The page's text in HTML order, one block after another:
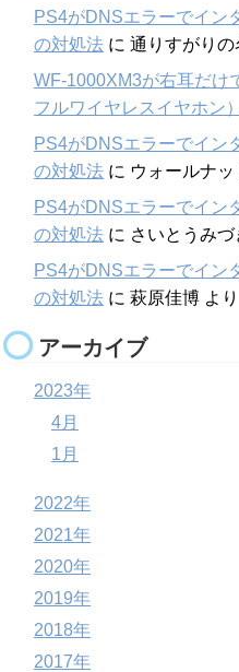
PS4がDNSエラーでイン
の対処法 に 通りすがりの
WF-1000XM3が右耳だけ
フルワイヤレスイヤホン）
PS4がDNSエラーでイン
の対処法 に ウォールナッ
PS4がDNSエラーでイン
の対処法 に さいとうみづ
PS4がDNSエラーでイン
の対処法 に 萩原佳博 より
アーカイブ
2023年
4月
1月
2022年
2021年
2020年
2019年
2018年
2017年